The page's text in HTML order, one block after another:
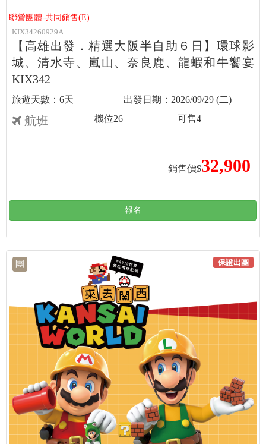
聯營團體-共同銷售(E)
KIX34260929A
【高雄出發．精選大阪半自助６日】環球影
城、清水寺、嵐山、奈良鹿、龍蝦和牛饗宴
KIX342
6天 2026/09/29 (二)
航班
銷售價$32,900
機位26 可售4
報名
團 保證出團